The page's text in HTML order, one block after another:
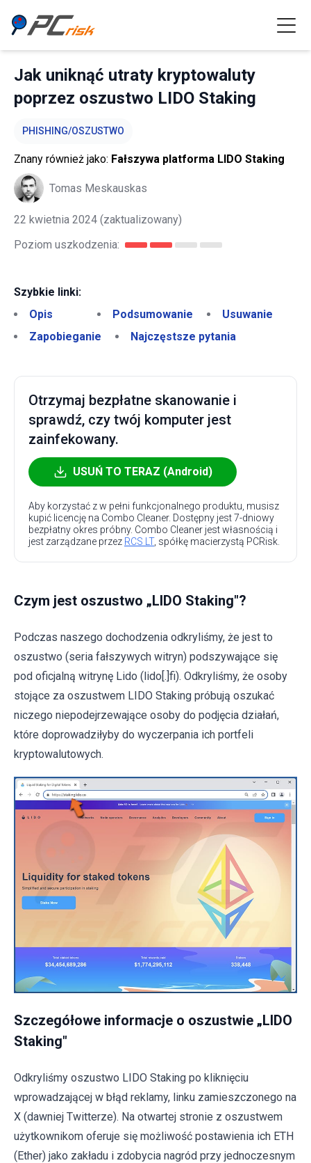
Jak uniknąć utraty kryptowaluty
poprzez oszustwo LIDO Staking
PHISHING/OSZUSTWO
Znany również jako: Fałszywa platforma LIDO Staking
Tomas Meskauskas
22 kwietnia 2024 (zaktualizowany)
Poziom uszkodzenia:
Szybkie linki:
Opis
Podsumowanie
Usuwanie
Zapobieganie
Najczęstsze pytania
Otrzymaj bezpłatne skanowanie i
sprawdź, czy twój komputer jest
zainfekowany.
USUŃ TO TERAZ (Android)
Aby korzystać z w pełni funkcjonalnego produktu, musisz
kupić licencję na Combo Cleaner. Dostępny jest 7-dniowy
bezpłatny okres próbny. Combo Cleaner jest własnością i
jest zarządzane przez RCS LT, spółkę macierzystą PCRisk.
Czym jest oszustwo „LIDO Staking"?
Podczas naszego dochodzenia odkryliśmy, że jest to
oszustwo (seria fałszywych witryn) podszywające się
pod oficjalną witrynę Lido (lido[.]fi). Odkryliśmy, że osoby
stojące za oszustwem LIDO Staking próbują oszukać
niczego niepodejrzewające osoby do podjęcia działań,
które doprowadziłyby do wyczerpania ich portfeli
kryptowalutowych.
Szczegółowe informacje o oszustwie „LIDO
Staking"
Odkryliśmy oszustwo LIDO Staking po kliknięciu
wprowadzającej w błąd reklamy, linku zamieszczonego na
X (dawniej Twitterze). Na otwartej stronie z oszustwem
użytkownikom oferuje się możliwość postawienia ich ETH
(Ether) jako zakładu i zdobycia nagród przy jednoczesnym